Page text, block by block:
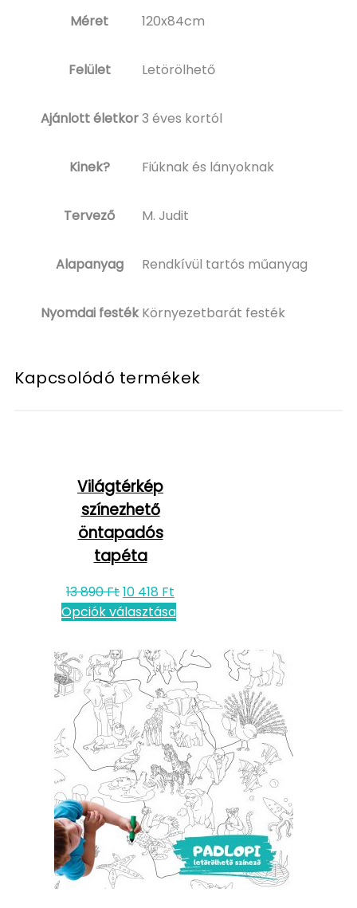
Méret 120x84cm
Felület Letörölhető
Ajánlott életkor3 éves kortól
Kinek? Fiúknak és lányoknak
Tervező M. Judit
Alapanyag Rendkívül tartós műanyag
Nyomdai festék Környezetbarát festék
Kapcsolódó termékek
Világtérkép
színezhető
öntapadós
tapéta
13 890Ft10 418 Ft
Opciók választása